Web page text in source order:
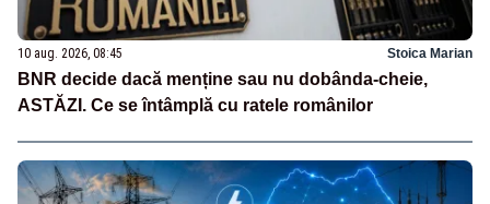
10 aug. 2026, 08:45 Stoica Marian
BNR decide dacă menține sau nu dobânda-cheie,
ASTĂZI. Ce se întâmplă cu ratele românilor